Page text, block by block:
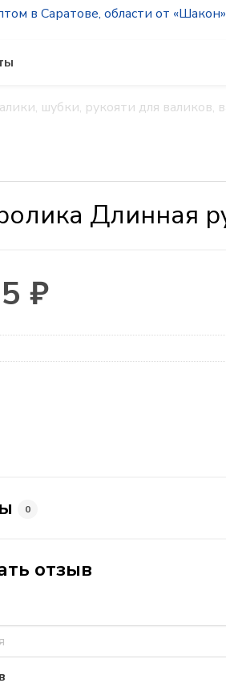
шубки, рукояти для валиков,
Длинная
₽
0
отзыв